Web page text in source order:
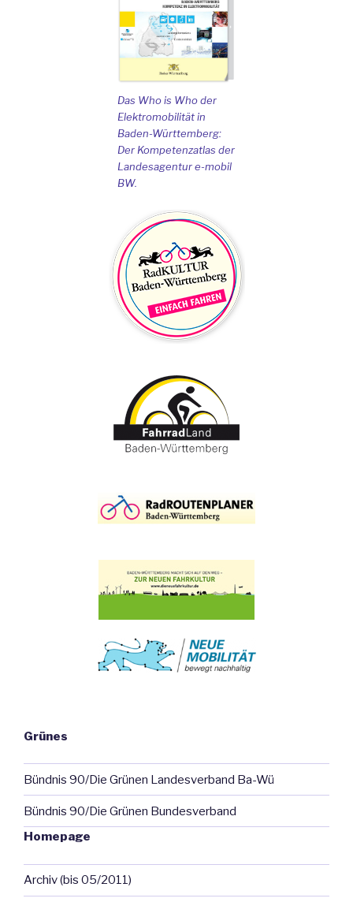
Das Who is Who der
Elektromobilität in
Baden-Württemberg:
Der Kompetenzatlas der
Landesagentur e-mobil
BW.
Grünes
Bündnis 90/Die Grünen Landesverband Ba-Wü
Bündnis 90/Die Grünen Bundesverband
Homepage
Archiv (bis 05/2011)